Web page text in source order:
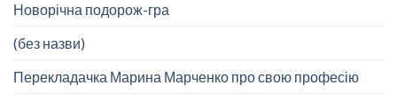
Новорічна подорож-гра
(без назви)
Перекладачка Марина Марченко про свою професію